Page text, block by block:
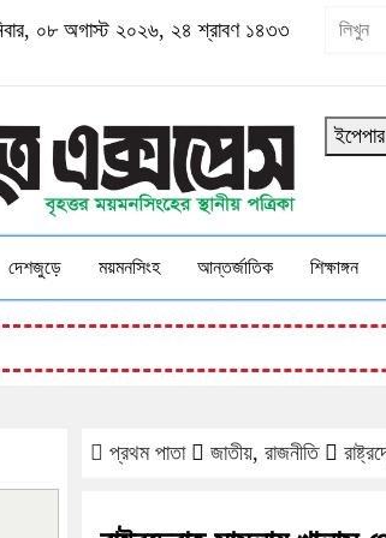
০৮ অগাস্ট ২০২৬, ২৪ শ্রাবণ ১৪৩৩
ইপেপার
দেশজুড়ে ময়মনসিংহ আন্তর্জাতিক শিক্ষাঙ্গন
প্রথম পাতা জাতীয়, রাজনীতি